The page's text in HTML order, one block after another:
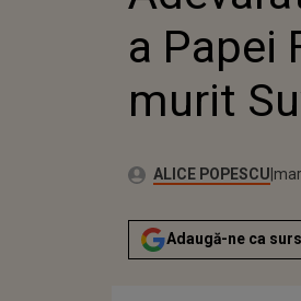
a Papei
murit
Autor:ALICE POPESCU
Adaugă-ne ca